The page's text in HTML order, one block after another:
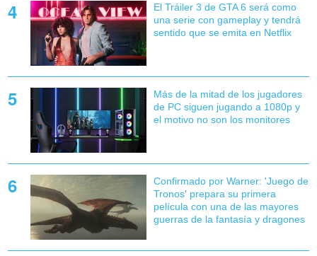
El Tráiler 3 de GTA 6 será como
una serie con gameplay y tendrá
sentido que se emita en Netflix
Más de la mitad de los jugadores
de PC siguen jugando a 1080p y
el motivo no son los monitores
Confirmado por Warner: 'Juego de
Tronos' prepara su primera
película con una de las mayores
guerras de la fantasía y dragones